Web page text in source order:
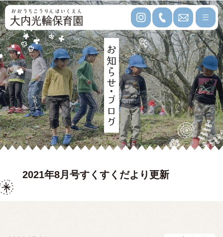
2021年8月号すくすくだより更新